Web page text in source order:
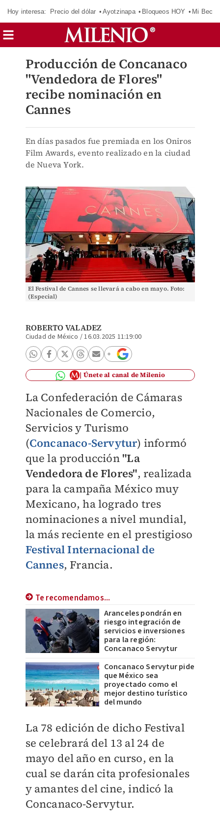
Hoy interesa: Precio del dólar Ayotzinapa Bloqueos HOY Mi Beca
Producción de Concanaco
"Vendedora de Flores"
recibe nominación en
Cannes
En días pasados fue premiada en los Oniros
Film Awards, evento realizado en la ciudad
de Nueva York.
El Festival de Cannes se llevará a cabo en mayo. Foto:
(Especial)
ROBERTO VALADEZ
Ciudad de México /16.03.2025 11:19:00
Únete al canal de Milenio
La Confederación de Cámaras
Nacionales de Comercio,
Servicios y Turismo
(Concanaco-Servytur) informó
que la producción"La
Vendedora de Flores", realizada
para la campaña México muy
Mexicano, ha logrado tres
nominaciones a nivel mundial,
la más reciente en el prestigioso
Festival Internacional de
Cannes, Francia.
Te recomendamos...
Aranceles pondrán en
riesgo integración de
servicios e inversiones
para la región:
Concanaco Servytur
Concanaco Servytur pide
que México sea
proyectado como el
mejor destino turístico
del mundo
La 78 edición de dicho Festival
se celebrará del 13 al 24 de
mayo del año en curso, en la
cual se darán cita profesionales
y amantes del cine, indicó la
Concanaco-Servytur.